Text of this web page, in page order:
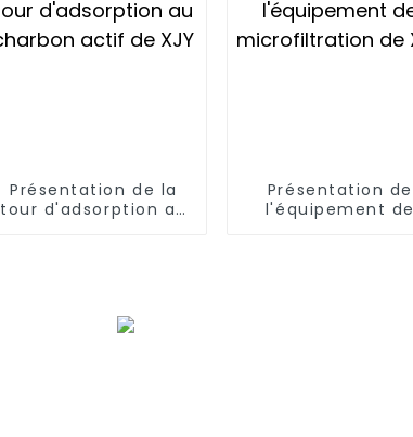
Présentation de la
tour d'adsorption au
Présentation de
l'équipement de